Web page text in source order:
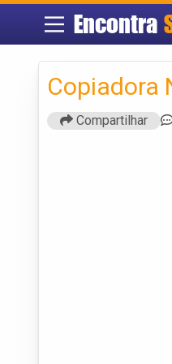
Encontra
Copiadora
Compartilhar